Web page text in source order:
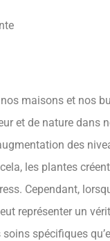
maisons et nos
et de nature dans
des
les plantes
Cependant,
représenter un
spécifiques